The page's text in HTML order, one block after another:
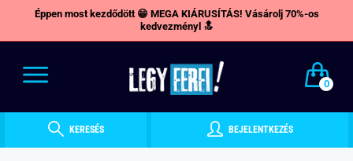
Éppen most kezdődött 😁 MEGA KIÁRUSÍTÁS! Vásárolj 70%-os
kedvezményl 🔝
0
KERESÉS BEJELENTKEZÉS